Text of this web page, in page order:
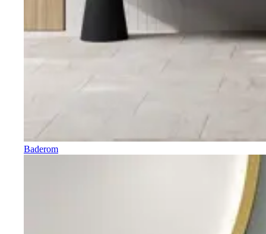
Baderom